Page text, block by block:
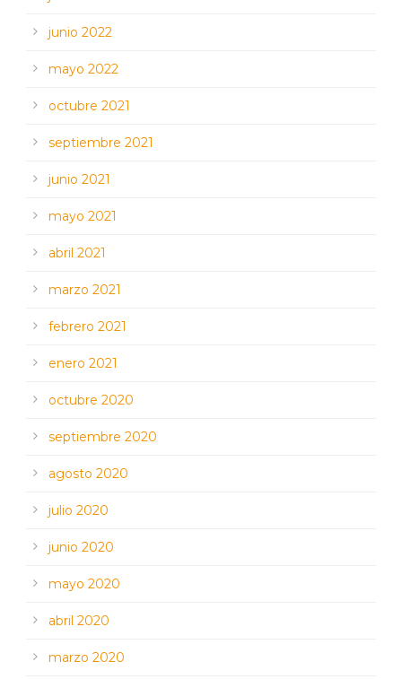
junio 2022
mayo 2022
octubre 2021
septiembre 2021
junio 2021
mayo 2021
abril 2021
marzo 2021
febrero 2021
enero 2021
octubre 2020
septiembre 2020
agosto 2020
julio 2020
junio 2020
mayo 2020
abril 2020
marzo 2020